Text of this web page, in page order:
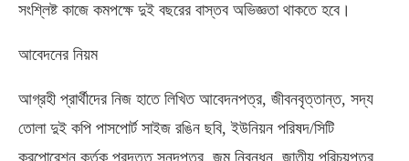
সংশ্লিষ্ট কাজে কমপক্ষে দুই বছরের বাস্তব অভিজ্ঞতা থাকতে হবে।
আবেদনের নিয়ম
আগ্রহী প্রার্থীদের নিজ হাতে লিখিত আবেদনপত্র, জীবনবৃত্তান্ত, সদ্য
তোলা দুই কপি পাসপোর্ট সাইজ রঙিন ছবি, ইউনিয়ন পরিষদ/সিটি
করপোরেশন কর্তৃক প্রদত্ত সনদপত্র, জন্ম নিবন্ধন, জাতীয় পরিচয়পত্র